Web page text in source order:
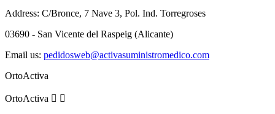
Address: C/Bronce, 7 Nave 3, Pol. Ind. Torregroses
03690 - San Vicente del Raspeig (Alicante)
Email us: pedidosweb@activasuministromedico.com
OrtoActiva
OrtoActiva  